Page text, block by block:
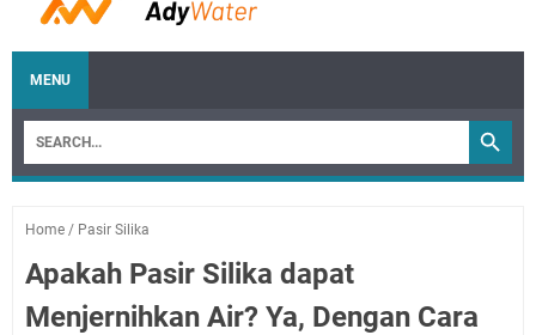
MENU
Home / Pasir Silika
Apakah Pasir Silika dapat
Menjernihkan Air? Ya, Dengan Cara